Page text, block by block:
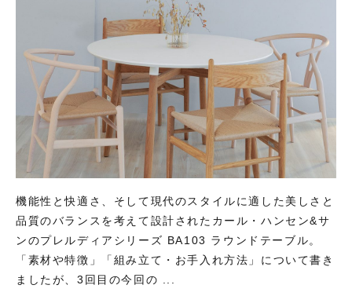
機能性と快適さ、そして現代のスタイルに適した美しさと
品質のバランスを考えて設計されたカール・ハンセン&サ
ンのプレルディアシリーズ BA103 ラウンドテーブル。
「素材や特徴」「組み立て・お手入れ方法」について書き
ましたが、3回目の今回の ...